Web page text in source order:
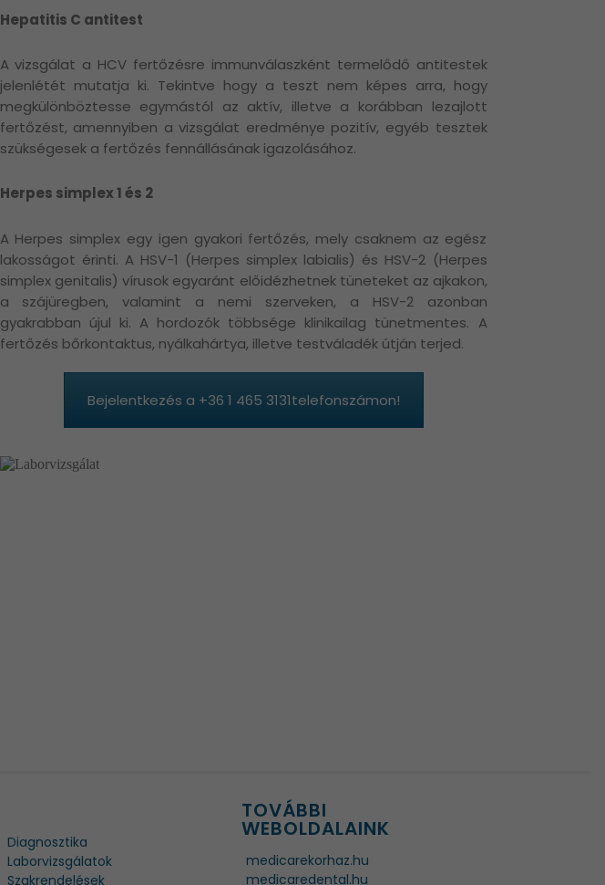
Hepatitis C antitest
A vizsgálat a HCV fertőzésre immunválaszként termelődő antitestek
jelenlétét mutatja ki. Tekintve hogy a teszt nem képes arra, hogy
megkülönböztesse egymástól az aktív, illetve a korábban lezajlott
fertőzést, amennyiben a vizsgálat eredménye pozitív, egyéb tesztek
szükségesek a fertőzés fennállásának igazolásához.
Herpes simplex 1 és 2
A Herpes simplex egy igen gyakori fertőzés, mely csaknem az egész
lakosságot érinti. A HSV-1 (Herpes simplex labialis) és HSV-2 (Herpes
simplex genitalis) vírusok egyaránt előidézhetnek tüneteket az ajkakon,
a szájüregben, valamint a nemi szerveken, a HSV-2 azonban
gyakrabban újul ki. A hordozók többsége klinikailag tünetmentes. A
fertőzés bőrkontaktus, nyálkahártya, illetve testváladék útján terjed.
Bejelentkezés a +36 1 465 3131telefonszámon!
Diagnosztika
Laborvizsgálatok
Szakrendelések
TOVÁBBI
WEBOLDALAINK
medicarekorhaz.hu
medicaredental.hu